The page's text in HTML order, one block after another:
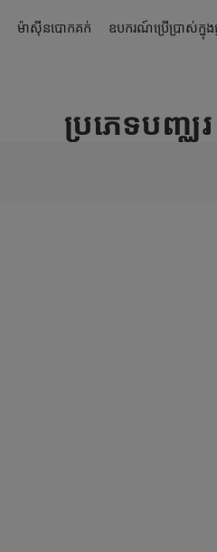
ម៉ាស៊ីនបោកគក់ ឧបករណ៍ប្រើប្រាស់ក្នុង
ប្រភេទបញ្ឈរ